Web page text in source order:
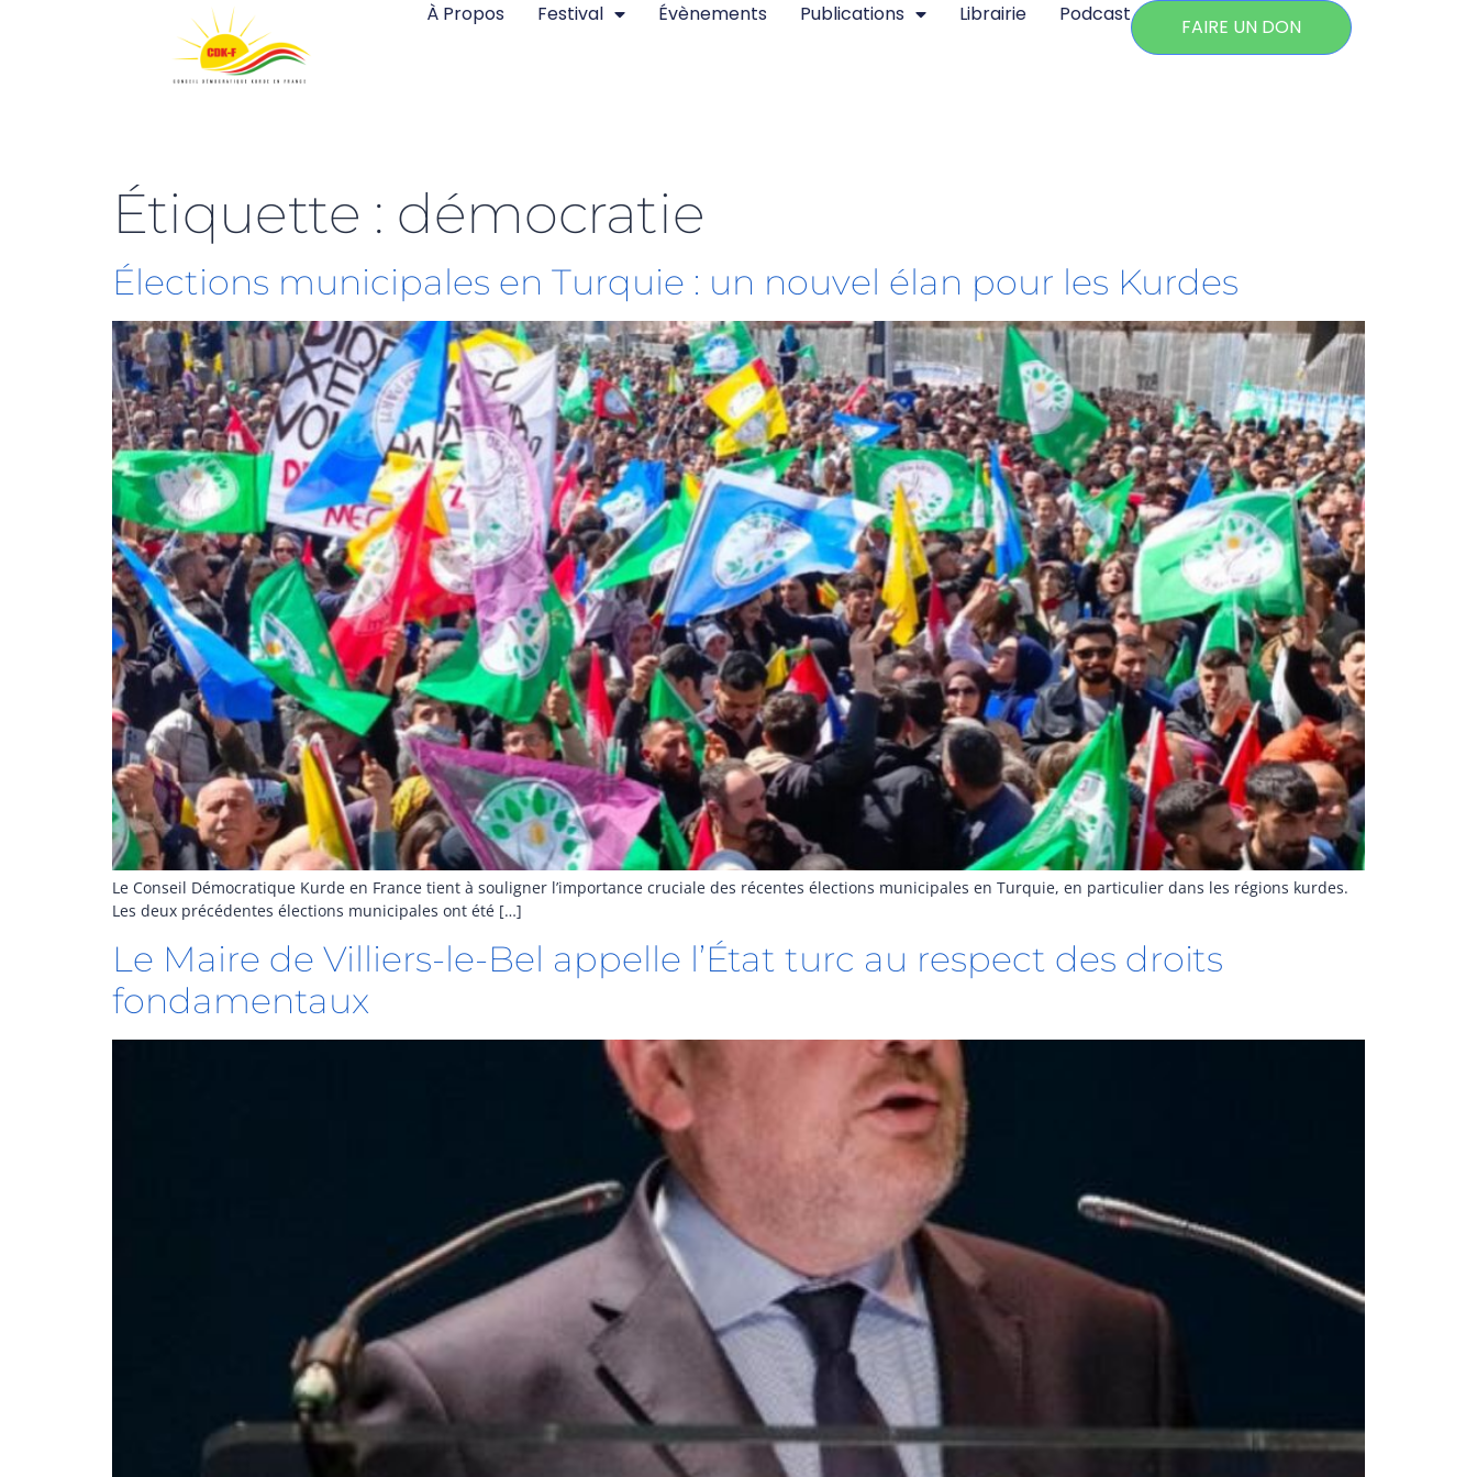
À Propos Festival Évènements Publications Librairie Podcast
FAIRE UN DON
Étiquette : démocratie
Élections municipales en Turquie : un nouvel élan pour les Kurdes
Le Conseil Démocratique Kurde en France tient à souligner l’importance cruciale des récentes élections municipales en Turquie, en particulier dans les régions kurdes.
Les deux précédentes élections municipales ont été […]
Le Maire de Villiers-le-Bel appelle l’État turc au respect des droits
fondamentaux